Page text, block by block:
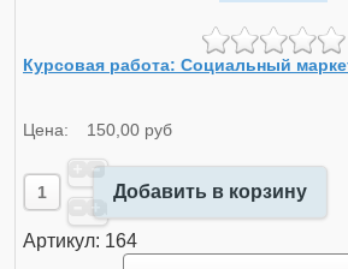
Курсовая работа: Социальный
Цена: 150,00 руб
Добавить в корзину
Артикул: 164